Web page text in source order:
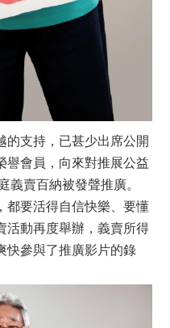
的支持，已甚少出席公開
譽會員，向來對推展公益
賣百納被發聲推廣。
都要活得自信快樂、要懂
活動再度舉辦，義賣所得
快參與了推廣影片的錄